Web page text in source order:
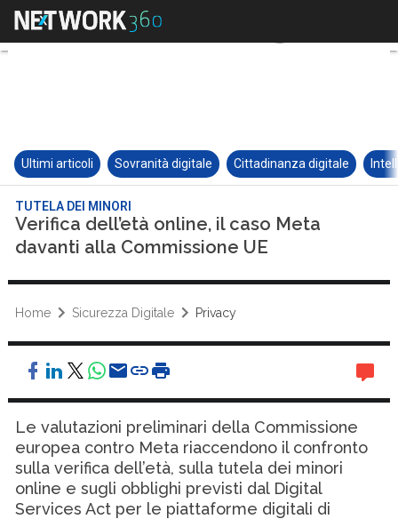
Ultimi articoli Sovranità digitale Cittadinanza digitale
TUTELA DEI MINORI
Verifica dell’età online, il caso Meta
davanti alla Commissione UE
Home Sicurezza Digitale Privacy
Le valutazioni preliminari della Commissione
europea contro Meta riaccendono il confronto
sulla verifica dell’età, sulla tutela dei minori
online e sugli obblighi previsti dal Digital
Services Act per le piattaforme digitali di